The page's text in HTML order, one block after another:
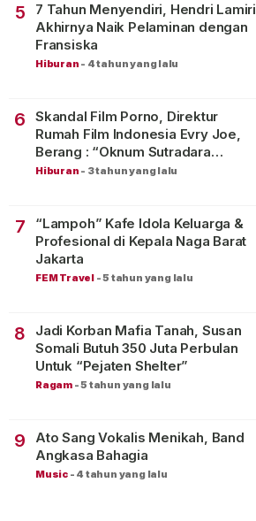
5
7 Tahun Menyendiri, Hendri Lamiri
Akhirnya Naik Pelaminan dengan
Fransiska
Hiburan - 4 tahun yang lalu
6
Skandal Film Porno, Direktur
Rumah Film Indonesia Evry Joe,
Berang : “Oknum Sutradara
Merusak Perfilman Indonesia”!
Hiburan - 3 tahun yang lalu
7
“Lampoh” Kafe Idola Keluarga &
Profesional di Kepala Naga Barat
Jakarta
FEM Travel -5 tahun yang lalu
8
Jadi Korban Mafia Tanah, Susan
Somali Butuh 350 Juta Perbulan
Untuk “Pejaten Shelter”
Ragam -5 tahun yang lalu
9
Ato Sang Vokalis Menikah, Band
Angkasa Bahagia
Music - 4 tahun yang lalu